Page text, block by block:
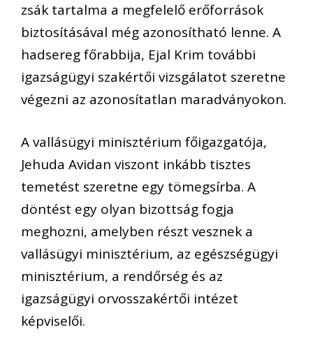
zsák tartalma a megfelelő erőforrások
biztosításával még azonosítható lenne. A
hadsereg főrabbija, Ejal Krim további
igazságügyi szakértői vizsgálatot szeretne
végezni az azonosítatlan maradványokon.
A vallásügyi minisztérium főigazgatója,
Jehuda Avidan viszont inkább tisztes
temetést szeretne egy tömegsírba. A
döntést egy olyan bizottság fogja
meghozni, amelyben részt vesznek a
vallásügyi minisztérium, az egészségügyi
minisztérium, a rendőrség és az
igazságügyi orvosszakértői intézet
képviselői.